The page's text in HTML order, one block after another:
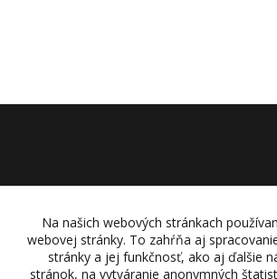
Na našich webových stránkach
webovej stránky. To zahŕňa aj
stránky a jej funkčnosť, ako aj ďalšie
stránok, na vytváranie anonymných